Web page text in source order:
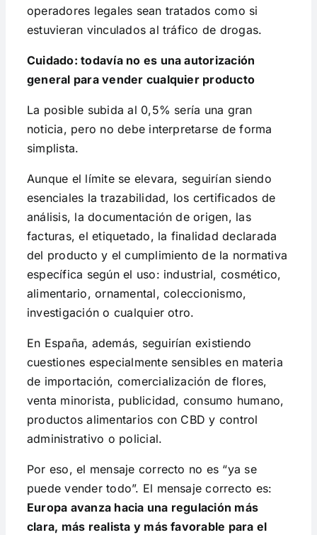
operadores legales sean tratados como si
estuvieran vinculados al tráfico de drogas.
Cuidado: todavía no es una autorización
general para vender cualquier producto
La posible subida al 0,5% sería una gran
noticia, pero no debe interpretarse de forma
simplista.
Aunque el límite se elevara, seguirían siendo
esenciales la trazabilidad, los certificados de
análisis, la documentación de origen, las
facturas, el etiquetado, la finalidad declarada
del producto y el cumplimiento de la normativa
específica según el uso: industrial, cosmético,
alimentario, ornamental, coleccionismo,
investigación o cualquier otro.
En España, además, seguirían existiendo
cuestiones especialmente sensibles en materia
de importación, comercialización de flores,
venta minorista, publicidad, consumo humano,
productos alimentarios con CBD y control
administrativo o policial.
Por eso, el mensaje correcto no es “ya se
puede vender todo”. El mensaje correcto es:
Europa avanza hacia una regulación más
clara, más realista y más favorable para el